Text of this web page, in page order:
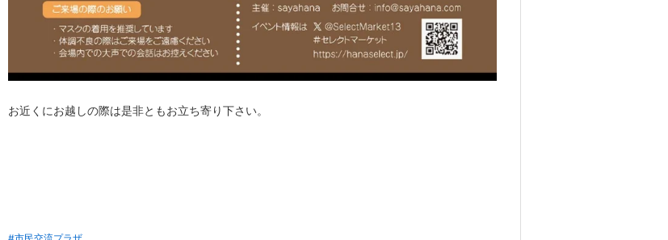
お近くにお越しの際は是非ともお立ち寄り下さい。